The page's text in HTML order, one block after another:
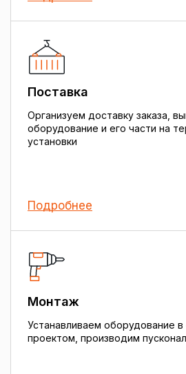
Поставка
Организуем доставку заказа,
оборудование и его части на
установки
Подробнее
Монтаж
Устанавливаем оборудование в
проектом, производим